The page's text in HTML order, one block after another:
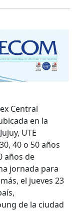
Central
en la
UTE
40 o 50 años
años de
jornada para
el jueves 23
de la ciudad